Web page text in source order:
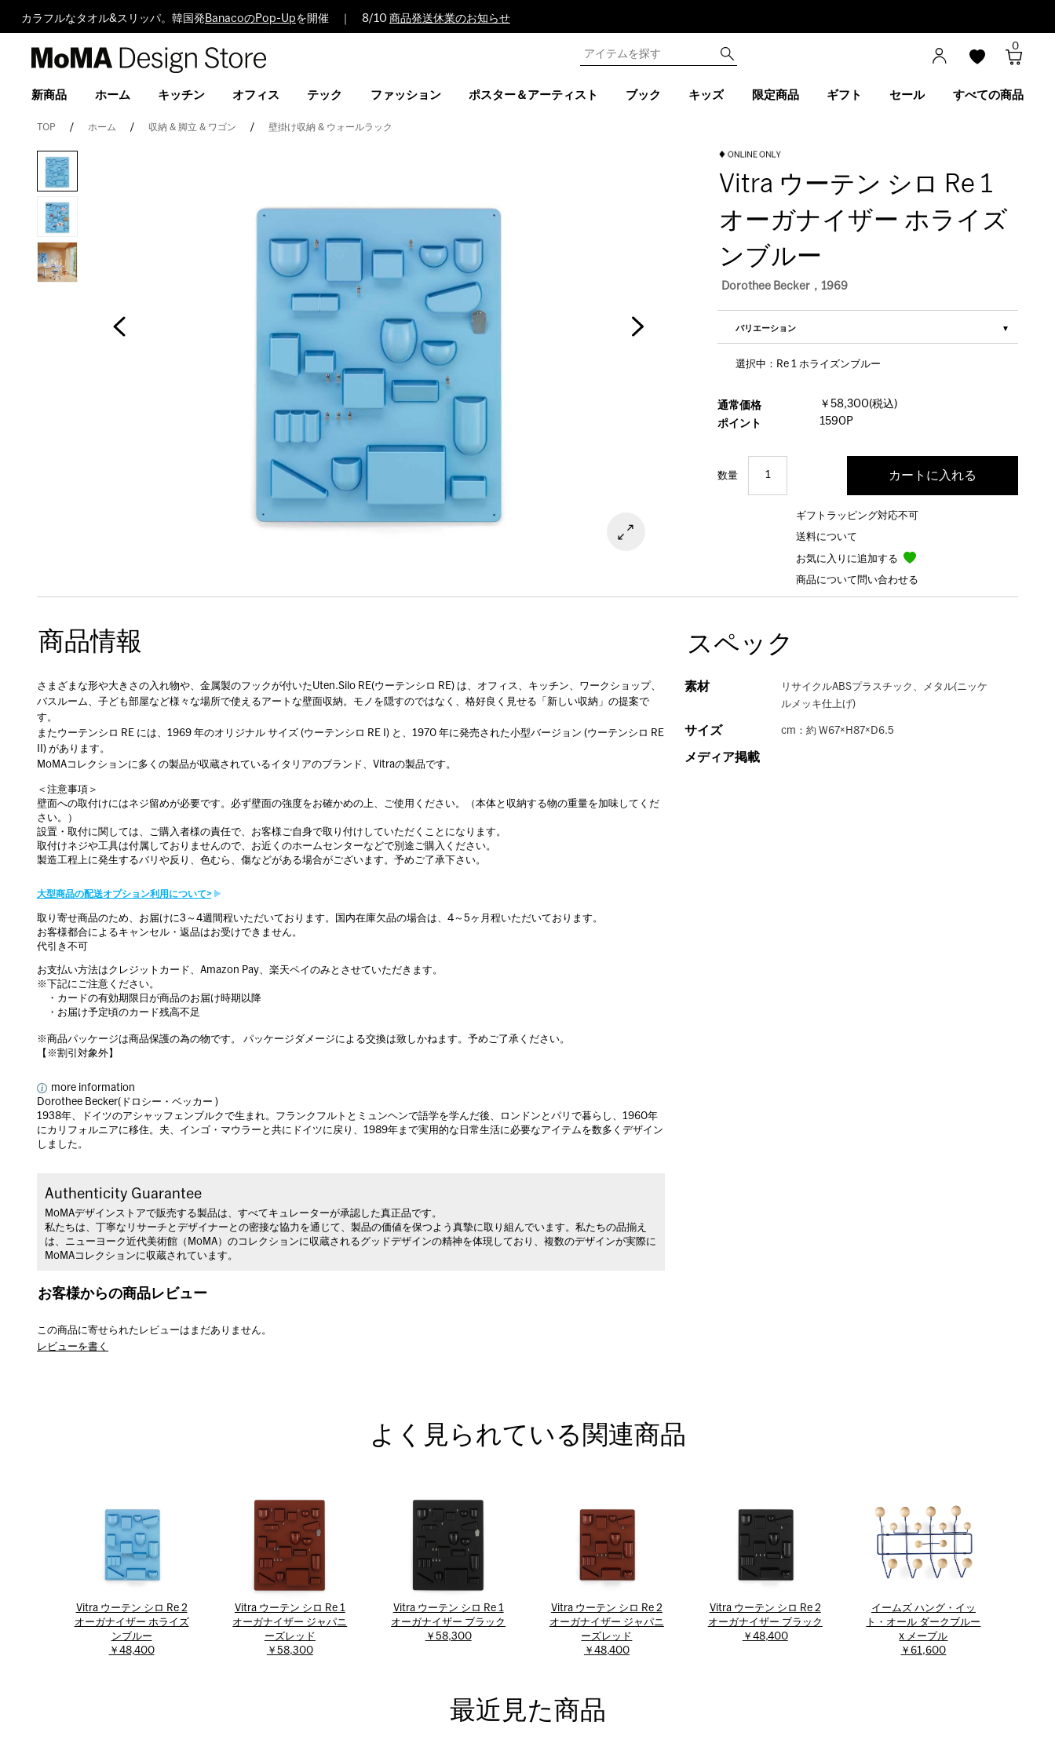
カラフルなタオル&スリッパ。韓国発 BanacoのPop-Upを開催 ｜ 8/10 商品発送休業のお知らせ
Design
0
新商品 ホーム キッチン オフィス テック ファッション ポスター＆アーティスト ブック キッズ 限定商品 ギフト セール すべての商品
TOP ホーム 収納 & 脚立 & ワゴン 壁掛け収納 & ウォールラック
Vitra ウーテン シロ Re 1
オーガナイザー ホライズ
ンブルー
Dorothee Becker，1969
バリエーション
選択中：Re 1 ホライズンブルー
通常価格
￥58,300(税込)
ポイント
1590P
数量
ギフトラッピング対応不可
送料について
お気に入りに追加する
商品について問い合わせる
商品情報
さまざまな形や大きさの入れ物や、金属製のフックが付いたUten.Silo RE(ウーテンシロ RE) は、オフィス、キッチン、ワークショップ、
バスルーム、子ども部屋など様々な場所で使えるアートな壁面収納。モノを隠すのではなく、格好良く見せる「新しい収納」の提案で
す。
またウーテンシロ RE には、1969 年のオリジナル サイズ (ウーテンシロ RE I) と、1970 年に発売された小型バージョン (ウーテンシロ RE
II) があります。
MoMAコレクションに多くの製品が収蔵されているイタリアのブランド、Vitraの製品です。
＜注意事項＞
壁面への取付けにはネジ留めが必要です。必ず壁面の強度をお確かめの上、ご使用ください。（本体と収納する物の重量を加味してくだ
さい。）
設置・取付に関しては、ご購入者様の責任で、お客様ご自身で取り付けしていただくことになります。
取付けネジや工具は付属しておりませんので、お近くのホームセンターなどで別途ご購入ください。
製造工程上に発生するバリや反り、色むら、傷などがある場合がございます。予めご了承下さい。
大型商品の配送オプション利用について>
取り寄せ商品のため、お届けに3～4週間程いただいております。国内在庫欠品の場合は、4～5ヶ月程いただいております。
お客様都合によるキャンセル・返品はお受けできません。
代引き不可
お支払い方法はクレジットカード、Amazon Pay、楽天ペイのみとさせていただきます。
※下記にご注意ください。
・カードの有効期限日が商品のお届け時期以降
・お届け予定頃のカード残高不足
※商品パッケージは商品保護の為の物です。 パッケージダメージによる交換は致しかねます。予めご了承ください。
【※割引対象外】
more information
Dorothee Becker(ドロシー・ベッカー )
1938年、ドイツのアシャッフェンブルクで生まれ。フランクフルトとミュンヘンで語学を学んだ後、ロンドンとパリで暮らし、1960年
にカリフォルニアに移住。夫、インゴ・マウラーと共にドイツに戻り、1989年まで実用的な日常生活に必要なアイテムを数多くデザイン
しました。
Authenticity Guarantee
MoMAデザインストアで販売する製品は、すべてキュレーターが承認した真正品です。
私たちは、丁寧なリサーチとデザイナーとの密接な協力を通じて、製品の価値を保つよう真摯に取り組んでいます。私たちの品揃え
は、ニューヨーク近代美術館（MoMA）のコレクションに収蔵されるグッドデザインの精神を体現しており、複数のデザインが実際に
MoMAコレクションに収蔵されています。
スペック
素材
リサイクルABSプラスチック、メタル(ニッケ
ルメッキ仕上げ)
サイズ cm：約 W67×H87×D6.5
メディア掲載
お客様からの商品レビュー
この商品に寄せられたレビューはまだありません。
レビューを書く
よく見られている関連商品
Vitra ウーテン シロ Re 2
オーガナイザー ホライズ
ンブルー
￥48,400
Vitra ウーテン シロ Re 1
オーガナイザー ジャパニ
ーズレッド
￥58,300
Vitra ウーテン シロ Re 1
オーガナイザー ブラック
￥58,300
Vitra ウーテン シロ Re 2
オーガナイザー ジャパニ
ーズレッド
￥48,400
Vitra ウーテン シロ Re 2
オーガナイザー ブラック
￥48,400
イームズ ハング・イッ
ト・オール ダークブルー
x メープル
￥61,600
最近見た商品